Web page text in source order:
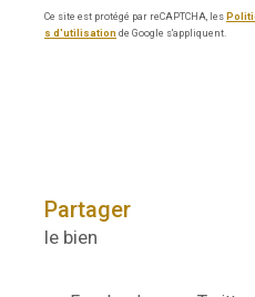
Ce site est protégé par reCAPTCHA, les
s d'utilisation de Google s'appliquent.
partager
le bien